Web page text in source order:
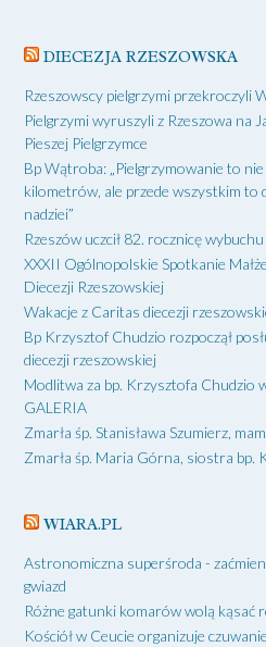
DIECEZJA RZESZOWSKA
Rzeszowscy pielgrzymi przekroczyli
Pielgrzymi wyruszyli z Rzeszowa na
Pieszej Pielgrzymce
Bp Wątroba: „Pielgrzymowanie to
kilometrów, ale przede wszystkim to
nadziei”
Rzeszów uczcił 82. rocznicę
XXXII Ogólnopolskie Spotkanie
Diecezji Rzeszowskiej
Wakacje z Caritas diecezji
Bp Krzysztof Chudzio rozpoczął
diecezji rzeszowskiej
Modlitwa za bp. Krzysztofa Chudzio
GALERIA
Zmarła śp. Stanisława Szumierz,
Zmarła śp. Maria Górna, siostra bp.
WIARA.PL
Astronomiczna superśroda -
gwiazd
Różne gatunki komarów wolą kąsać
Kościół w Ceucie organizuje